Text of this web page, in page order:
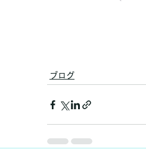
ブログ